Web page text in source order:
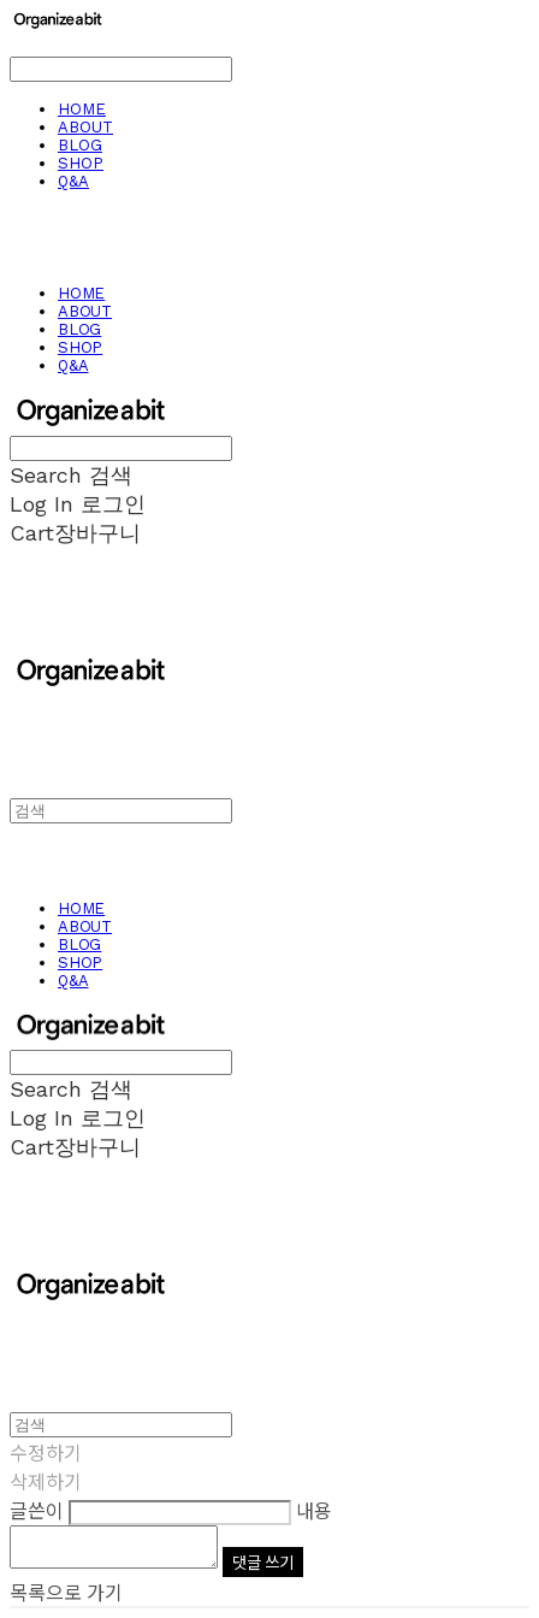
HOME
ABOUT
BLOG
SHOP
Q&A
HOME
ABOUT
BLOG
SHOP
Q&A
Search 검색
Log In 로그인
Cart장바구니
HOME
ABOUT
BLOG
SHOP
Q&A
Search 검색
Log In 로그인
Cart장바구니
수정하기
삭제하기
글쓴이
내용
댓글 쓰기
목록으로 가기